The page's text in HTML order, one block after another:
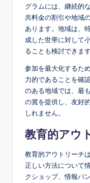
グラムには、継続的
共料金の割引や地域
あります。地域は、
成した世帯に対して
ることも検討できます
参加を最大化するた
力的であることを確
のある地域では、最
の賞を提供し、友好
しれません。
教育的アウ
教育的アウトリーチ
正しい方法について
クショップ、情報パ